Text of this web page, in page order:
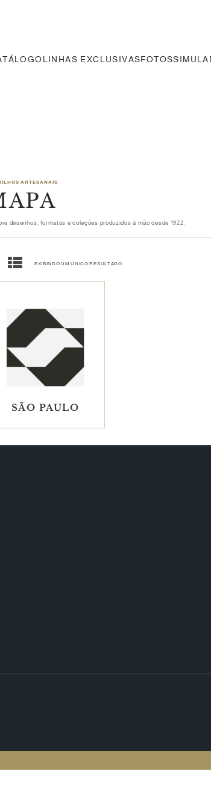
LINHAS EXCLUSIVASFOTOS
ARTESANAIS
desenhos, formatos e coleções produzidos à mão desde 1922.
EXIBINDO UM ÚNICO RESULTADO
SÃO PAULO